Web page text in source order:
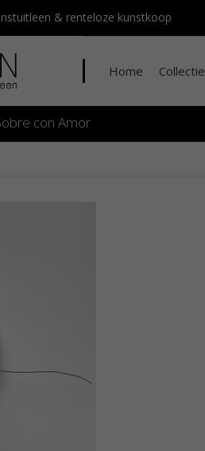
& renteloze kunstkoop
Home Collectie
con Amor